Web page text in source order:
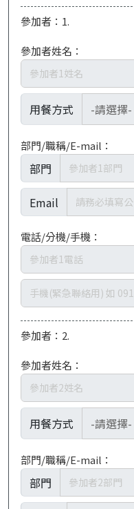
參加者：1.
參加者姓名：
用餐方式
部門/職稱/E-mail：
部門
Email
電話/分機/手機：
參加者：2.
參加者姓名：
用餐方式
部門/職稱/E-mail：
部門